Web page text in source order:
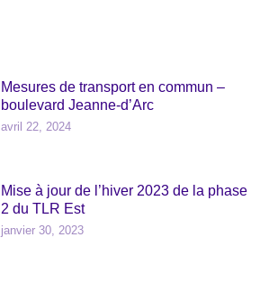
Mesures de transport en commun –
boulevard Jeanne-d’Arc
avril 22, 2024
Mise à jour de l’hiver 2023 de la phase
2 du TLR Est
janvier 30, 2023